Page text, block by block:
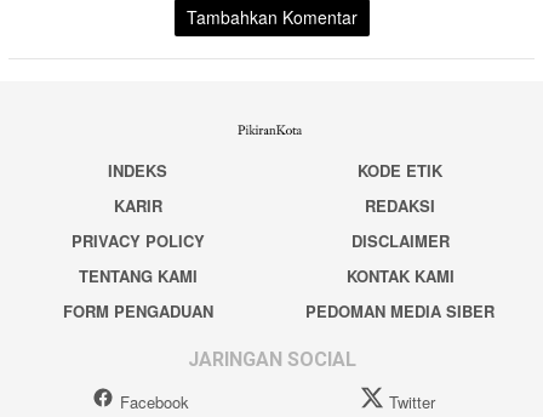
Tambahkan Komentar
INDEKS
KODE ETIK
KARIR
REDAKSI
PRIVACY POLICY
DISCLAIMER
TENTANG KAMI
KONTAK KAMI
FORM PENGADUAN
PEDOMAN MEDIA SIBER
JARINGAN SOCIAL
Facebook
Twitter